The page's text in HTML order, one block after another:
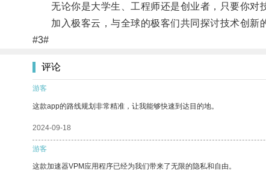
无论你是大学生、工程师还是创业者，只要你对
加入极客云，与全球的极客们共同探讨技术创新的
#3#
评论
游客
这款app的路线规划非常精准，让我能够快速到达目的地。
2024-09-18
游客
这款加速器VPM应用程序已经为我们带来了无限的隐私和自由。